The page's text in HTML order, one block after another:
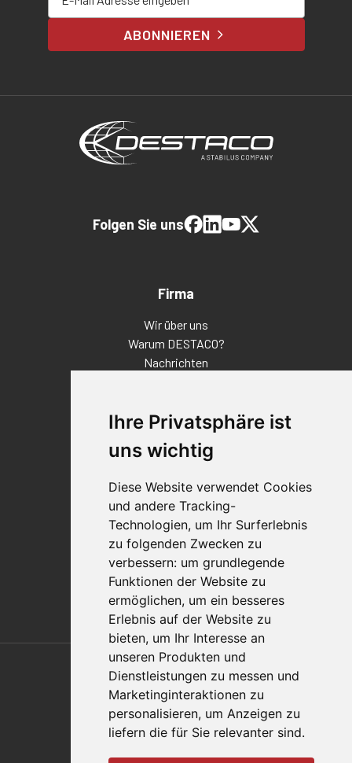
Ihre Privatsphäre ist
uns wichtig
Diese Website verwendet Cookies
und andere Tracking-
Technologien, um Ihr Surferlebnis
zu folgenden Zwecken zu
verbessern: um grundlegende
Funktionen der Website zu
ermöglichen, um ein besseres
Erlebnis auf der Website zu
bieten, um Ihr Interesse an
unseren Produkten und
Dienstleistungen zu messen und
Marketinginteraktionen zu
personalisieren, um Anzeigen zu
liefern die für Sie relevanter sind.
ABONNIEREN
Firma
Wir über uns
Warum DESTACO?
Nachrichten
Standorte
Qualitätsaussage
Kontakt
Vertriebspartnerfinder
Häufig gestellte Fragen
Datenschutz-Bestimmungen
Nutzungsbedingungen
Richtlinien/AGBs
Folgen Sie uns
Also of Interest
Automation Solutions
Applications